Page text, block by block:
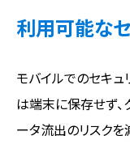
利用可能な
モバイルでのセキュ
は端末に保存せず、
ータ流出のリスクを